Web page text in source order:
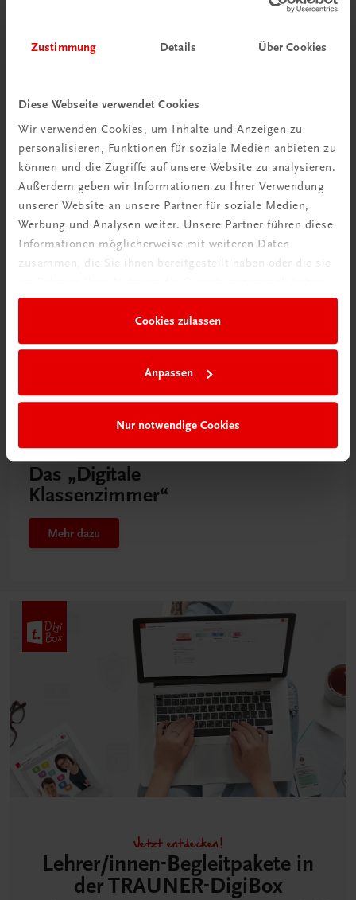
Zustimmung Details Über Cookies
Diese Webseite verwendet Cookies
Wir verwenden Cookies, um Inhalte und Anzeigen zu
personalisieren, Funktionen für soziale Medien anbieten zu
können und die Zugriffe auf unsere Website zu analysieren.
Außerdem geben wir Informationen zu Ihrer Verwendung
unserer Website an unsere Partner für soziale Medien,
Werbung und Analysen weiter. Unsere Partner führen diese
Informationen möglicherweise mit weiteren Daten
zusammen, die Sie ihnen bereitgestellt haben oder die sie
Cookies zulassen
Anpassen
Nur notwendige Cookies
Schon entdeckt?
Ratgeber Schulpraxis
Mehr dazu
Neu in der DigiBox
Das „Digitale
Klassenzimmer“
Mehr dazu
Jetzt entdecken!
Lehrer/innen-Begleitpakete in
der TRAUNER-DigiBox